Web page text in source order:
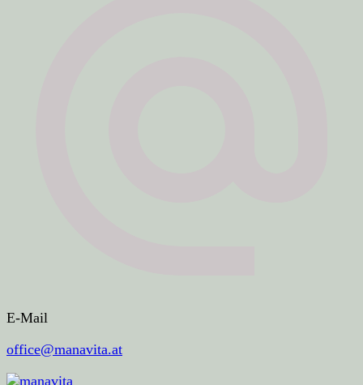
E-Mail
office@manavita.at